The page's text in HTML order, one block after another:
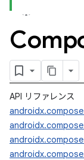
API リファレンス